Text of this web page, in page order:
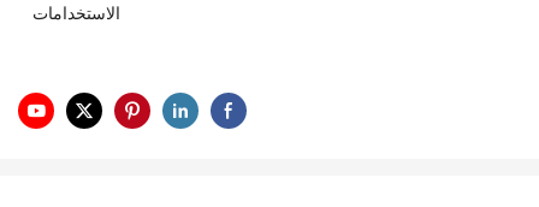
الاستخدامات